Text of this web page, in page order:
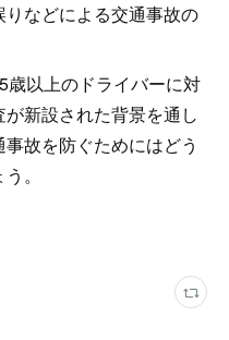
などによる交通事故の
以上のドライバーに対
新設された背景を通し
故を防ぐためにはどう
。